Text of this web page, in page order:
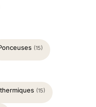
(15)
(15)